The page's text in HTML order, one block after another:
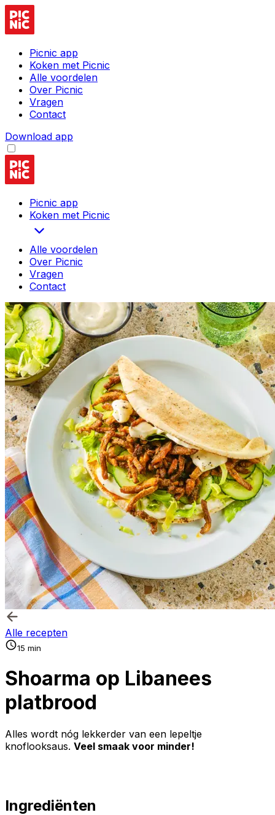
Picnic app
Koken met Picnic
Alle voordelen
Over Picnic
Vragen
Contact
Download app
Picnic app
Koken met Picnic
Alle voordelen
Over Picnic
Vragen
Contact
Alle recepten
15 min
Shoarma op Libanees
platbrood
Alles wordt nóg lekkerder van een lepeltje
knoflooksaus. Veel smaak voor minder!
Ingrediënten